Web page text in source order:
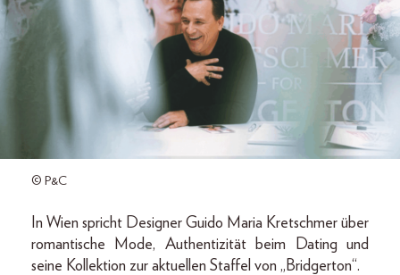
© P&C
In Wien spricht Designer Guido Maria Kretschmer über
romantische Mode, Authentizität beim Dating und
seine Kollektion zur aktuellen Staffel von „Bridgerton“.